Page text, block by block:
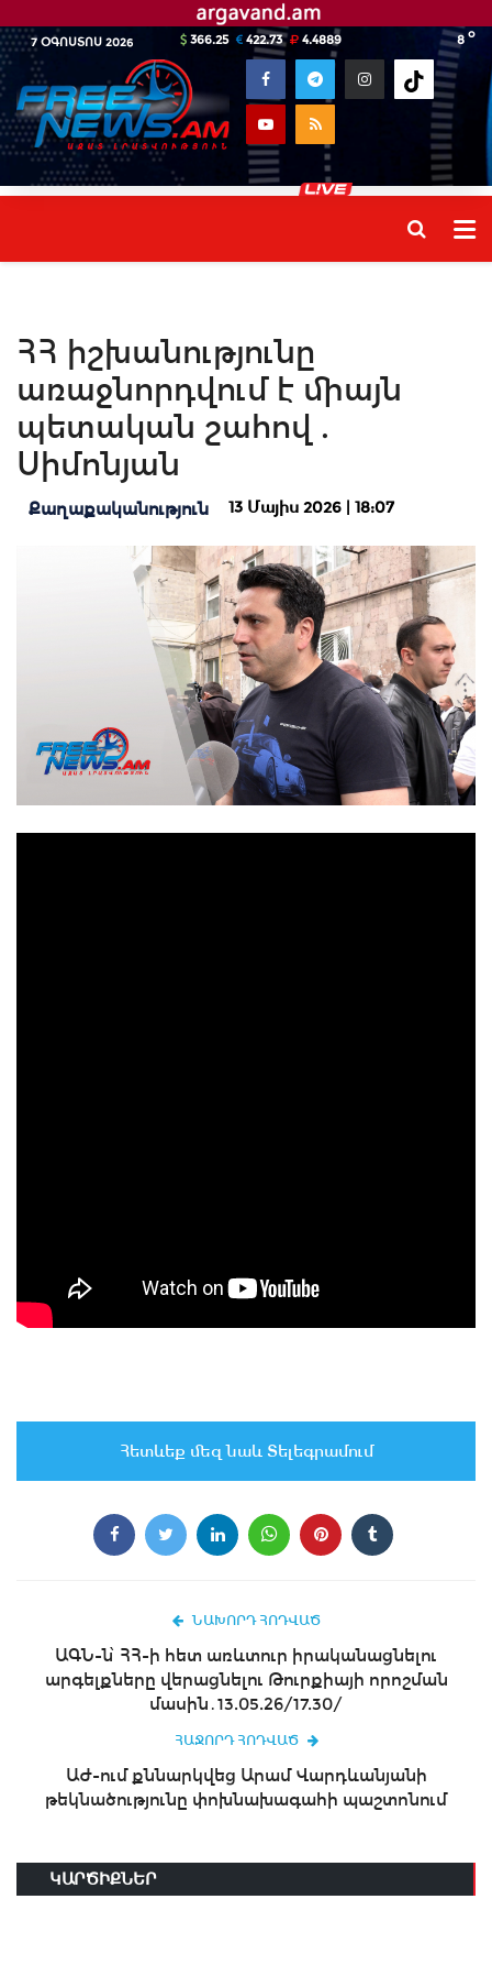
7 ՕԳՈՍՏՈՍ 2026 8 o
366.25 422.73 4.4889
ՀՀ իշխանությունը
առաջնորդվում է միայն
պետական շահով .
Սիմոնյան
Քաղաքականություն 13 Մայիս 2026 | 18:07
Հետևեք մեզ նաև Տելեգրամում
ՆԱԽՈՐԴ ՀՈԴՎԱԾ
ԱԳՆ-ն՝ ՀՀ-ի հետ առևտուր իրականացնելու
արգելքները վերացնելու Թուրքիայի որոշման
մասին․13.05.26/17.30/
ՀԱՋՈՐԴ ՀՈԴՎԱԾ
ԱԺ-ում քննարկվեց Արամ Վարդևանյանի
թեկնածությունը փոխնախագահի պաշտոնում
ԿԱՐԾԻՔՆԵՐ